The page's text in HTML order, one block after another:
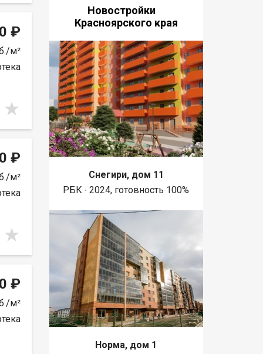
₽
м²
₽
м²
₽
м²
Новостройки
Красноярского края
Снегири, дом 11
РБК ∙ 2024, готовность 100%
Норма, дом 1